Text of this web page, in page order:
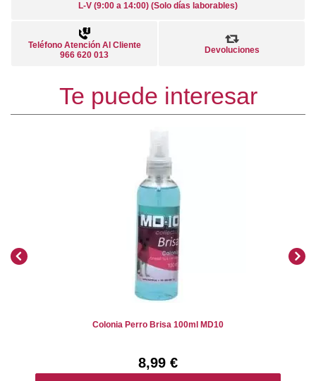
L-V (9:00 a 14:00) (Solo días laborables)
Teléfono Atención Al Cliente
966 620 013
Devoluciones
Te puede interesar
Colonia Perro Brisa 100ml MD10
8,99 €